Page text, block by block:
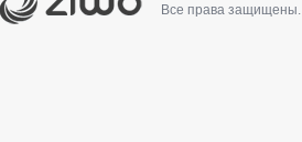
Все права защищены.